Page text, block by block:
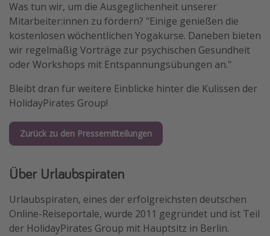
Was tun wir, um die Ausgeglichenheit unserer
Mitarbeiter:innen zu fördern? "Einige genießen die
kostenlosen wöchentlichen Yogakurse. Daneben bieten
wir regelmäßig Vorträge zur psychischen Gesundheit
oder Workshops mit Entspannungsübungen an."
Bleibt dran für weitere Einblicke hinter die Kulissen der
HolidayPirates Group!
Zurück zu den Pressemitteilungen
Über Urlaubspiraten
Urlaubspiraten, eines der erfolgreichsten deutschen
Online-Reiseportale, wurde 2011 gegründet und ist Teil
der HolidayPirates Group mit Hauptsitz in Berlin.